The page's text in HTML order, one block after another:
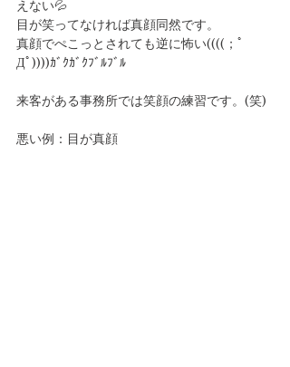
えない💦
目が笑ってなければ真顔同然です。
真顔でぺこっとされても逆に怖い((((；ﾟ
Дﾟ))))ｶﾞｸｶﾞｸﾌﾞﾙﾌﾞﾙ
来客がある事務所では笑顔の練習です。(笑)
悪い例：目が真顔